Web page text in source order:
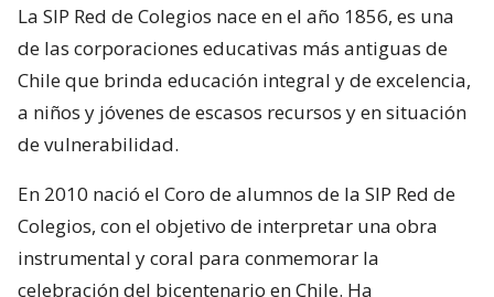
La SIP Red de Colegios nace en el año 1856, es una
de las corporaciones educativas más antiguas de
Chile que brinda educación integral y de excelencia,
a niños y jóvenes de escasos recursos y en situación
de vulnerabilidad.
En 2010 nació el Coro de alumnos de la SIP Red de
Colegios, con el objetivo de interpretar una obra
instrumental y coral para conmemorar la
celebración del bicentenario en Chile. Ha